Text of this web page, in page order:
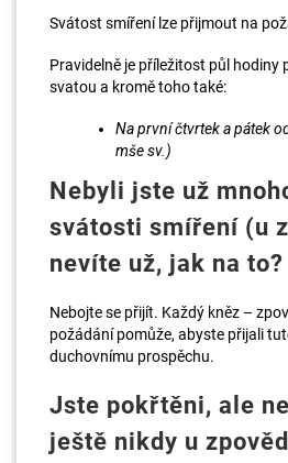
Svátost smíření lze přijmout na
Pravidelně je příležitost půl hodiny
svatou a kromě toho také:
Na první čtvrtek a pátek
mše sv.)
Nebyli jste už
svátosti smíření (u
nevíte už, jak na to?
Nebojte se přijít. Každý kněz –
požádání pomůže, abyste přijali
duchovnímu prospěchu.
Jste pokřtěni, ale
ještě nikdy u